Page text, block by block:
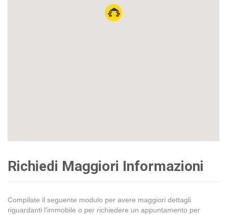
Richiedi Maggiori Informazioni
Compilate il seguente modulo per avere maggiori dettagli
riguardanti l'immobile o per richiedere un appuntamento per